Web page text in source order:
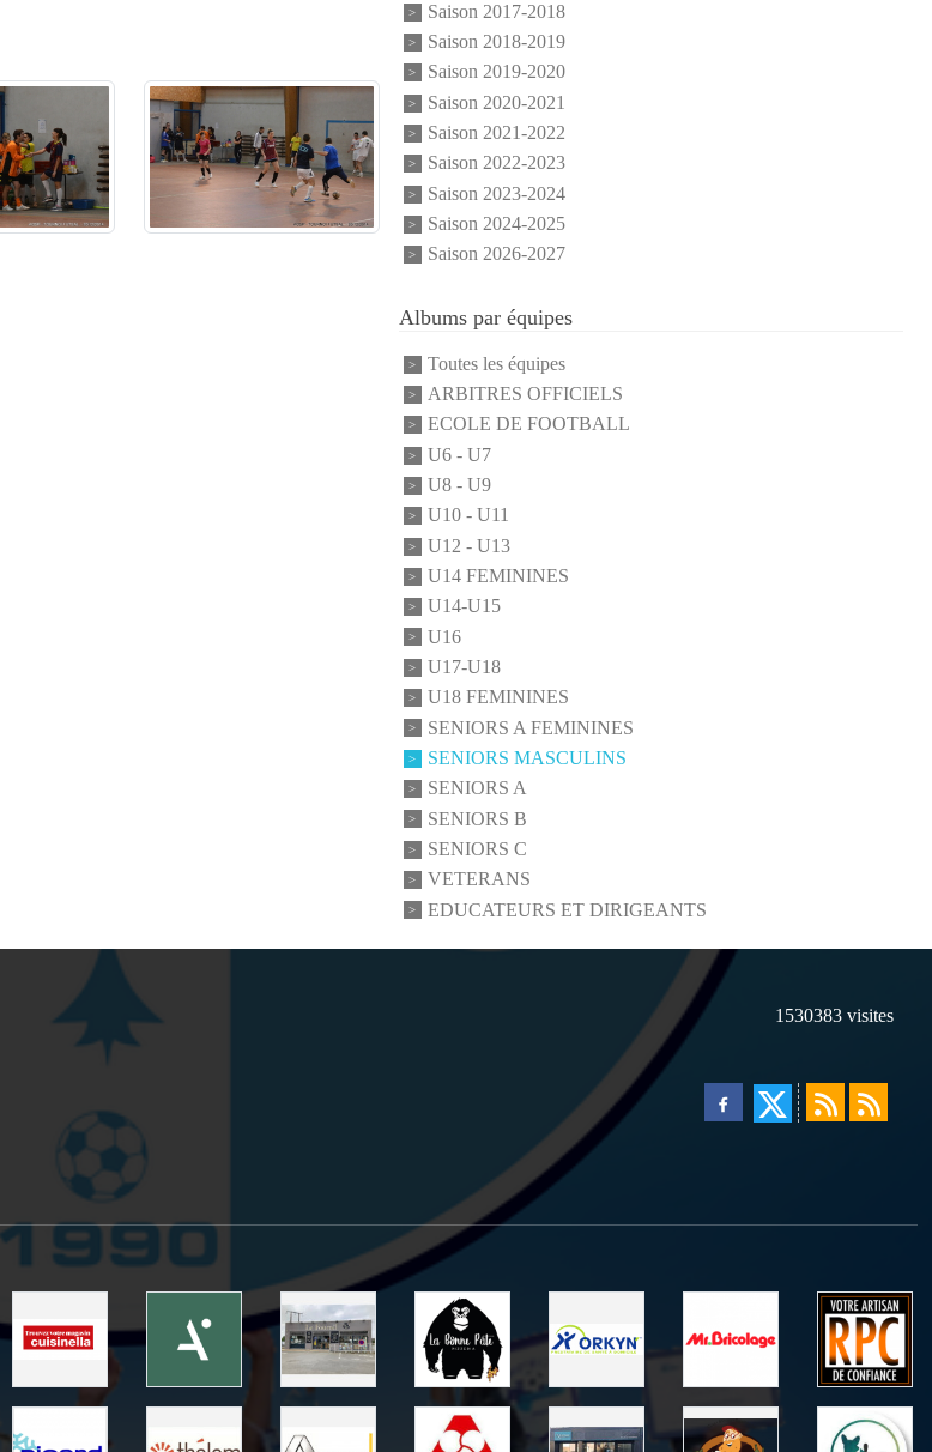
Saison 2017-2018
Saison 2018-2019
Saison 2019-2020
Saison 2020-2021
Saison 2021-2022
Saison 2022-2023
Saison 2023-2024
Saison 2024-2025
Saison 2026-2027
Albums par équipes
Toutes les équipes
ARBITRES OFFICIELS
ECOLE DE FOOTBALL
U6 - U7
U8 - U9
U10 - U11
U12 - U13
U14 FEMININES
U14-U15
U16
U17-U18
U18 FEMININES
SENIORS A FEMININES
SENIORS MASCULINS
SENIORS A
SENIORS B
SENIORS C
VETERANS
EDUCATEURS ET DIRIGEANTS
1530383 visites